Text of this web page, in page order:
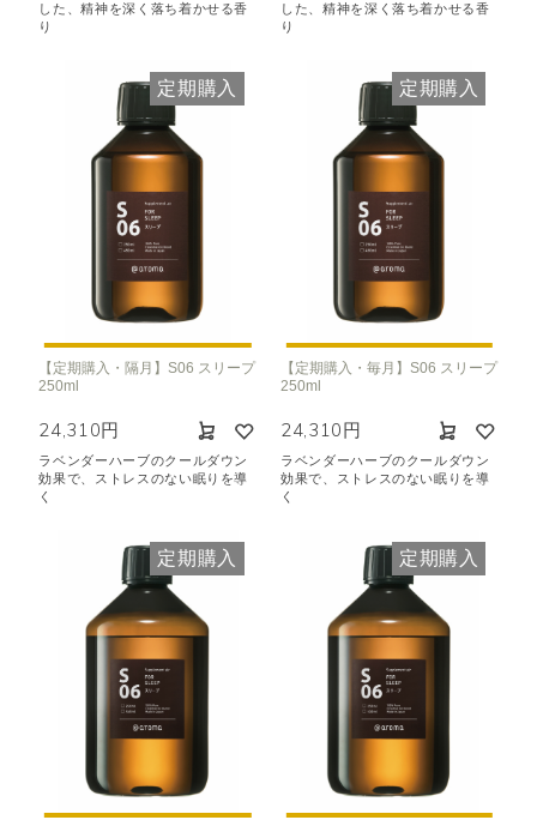
した、精神を深く落ち着かせる香
り
した、精神を深く落ち着かせる香
り
定期購入
【定期購入・隔月】S06 スリープ
250ml
24,310円
ラベンダーハーブのクールダウン
効果で、ストレスのない眠りを導
く
定期購入
【定期購入・毎月】S06 スリープ
250ml
24,310円
ラベンダーハーブのクールダウン
効果で、ストレスのない眠りを導
く
定期購入 定期購入